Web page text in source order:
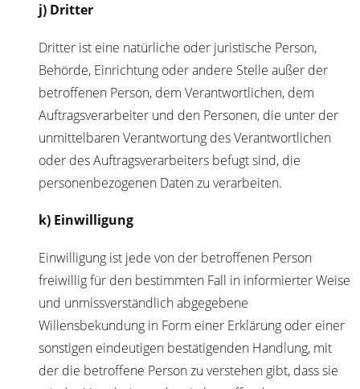
j) Dritter
Dritter ist eine natürliche oder juristische Person,
Behörde, Einrichtung oder andere Stelle außer der
betroffenen Person, dem Verantwortlichen, dem
Auftragsverarbeiter und den Personen, die unter der
unmittelbaren Verantwortung des Verantwortlichen
oder des Auftragsverarbeiters befugt sind, die
personenbezogenen Daten zu verarbeiten.
k) Einwilligung
Einwilligung ist jede von der betroffenen Person
freiwillig für den bestimmten Fall in informierter Weise
und unmissverständlich abgegebene
Willensbekundung in Form einer Erklärung oder einer
sonstigen eindeutigen bestätigenden Handlung, mit
der die betroffene Person zu verstehen gibt, dass sie